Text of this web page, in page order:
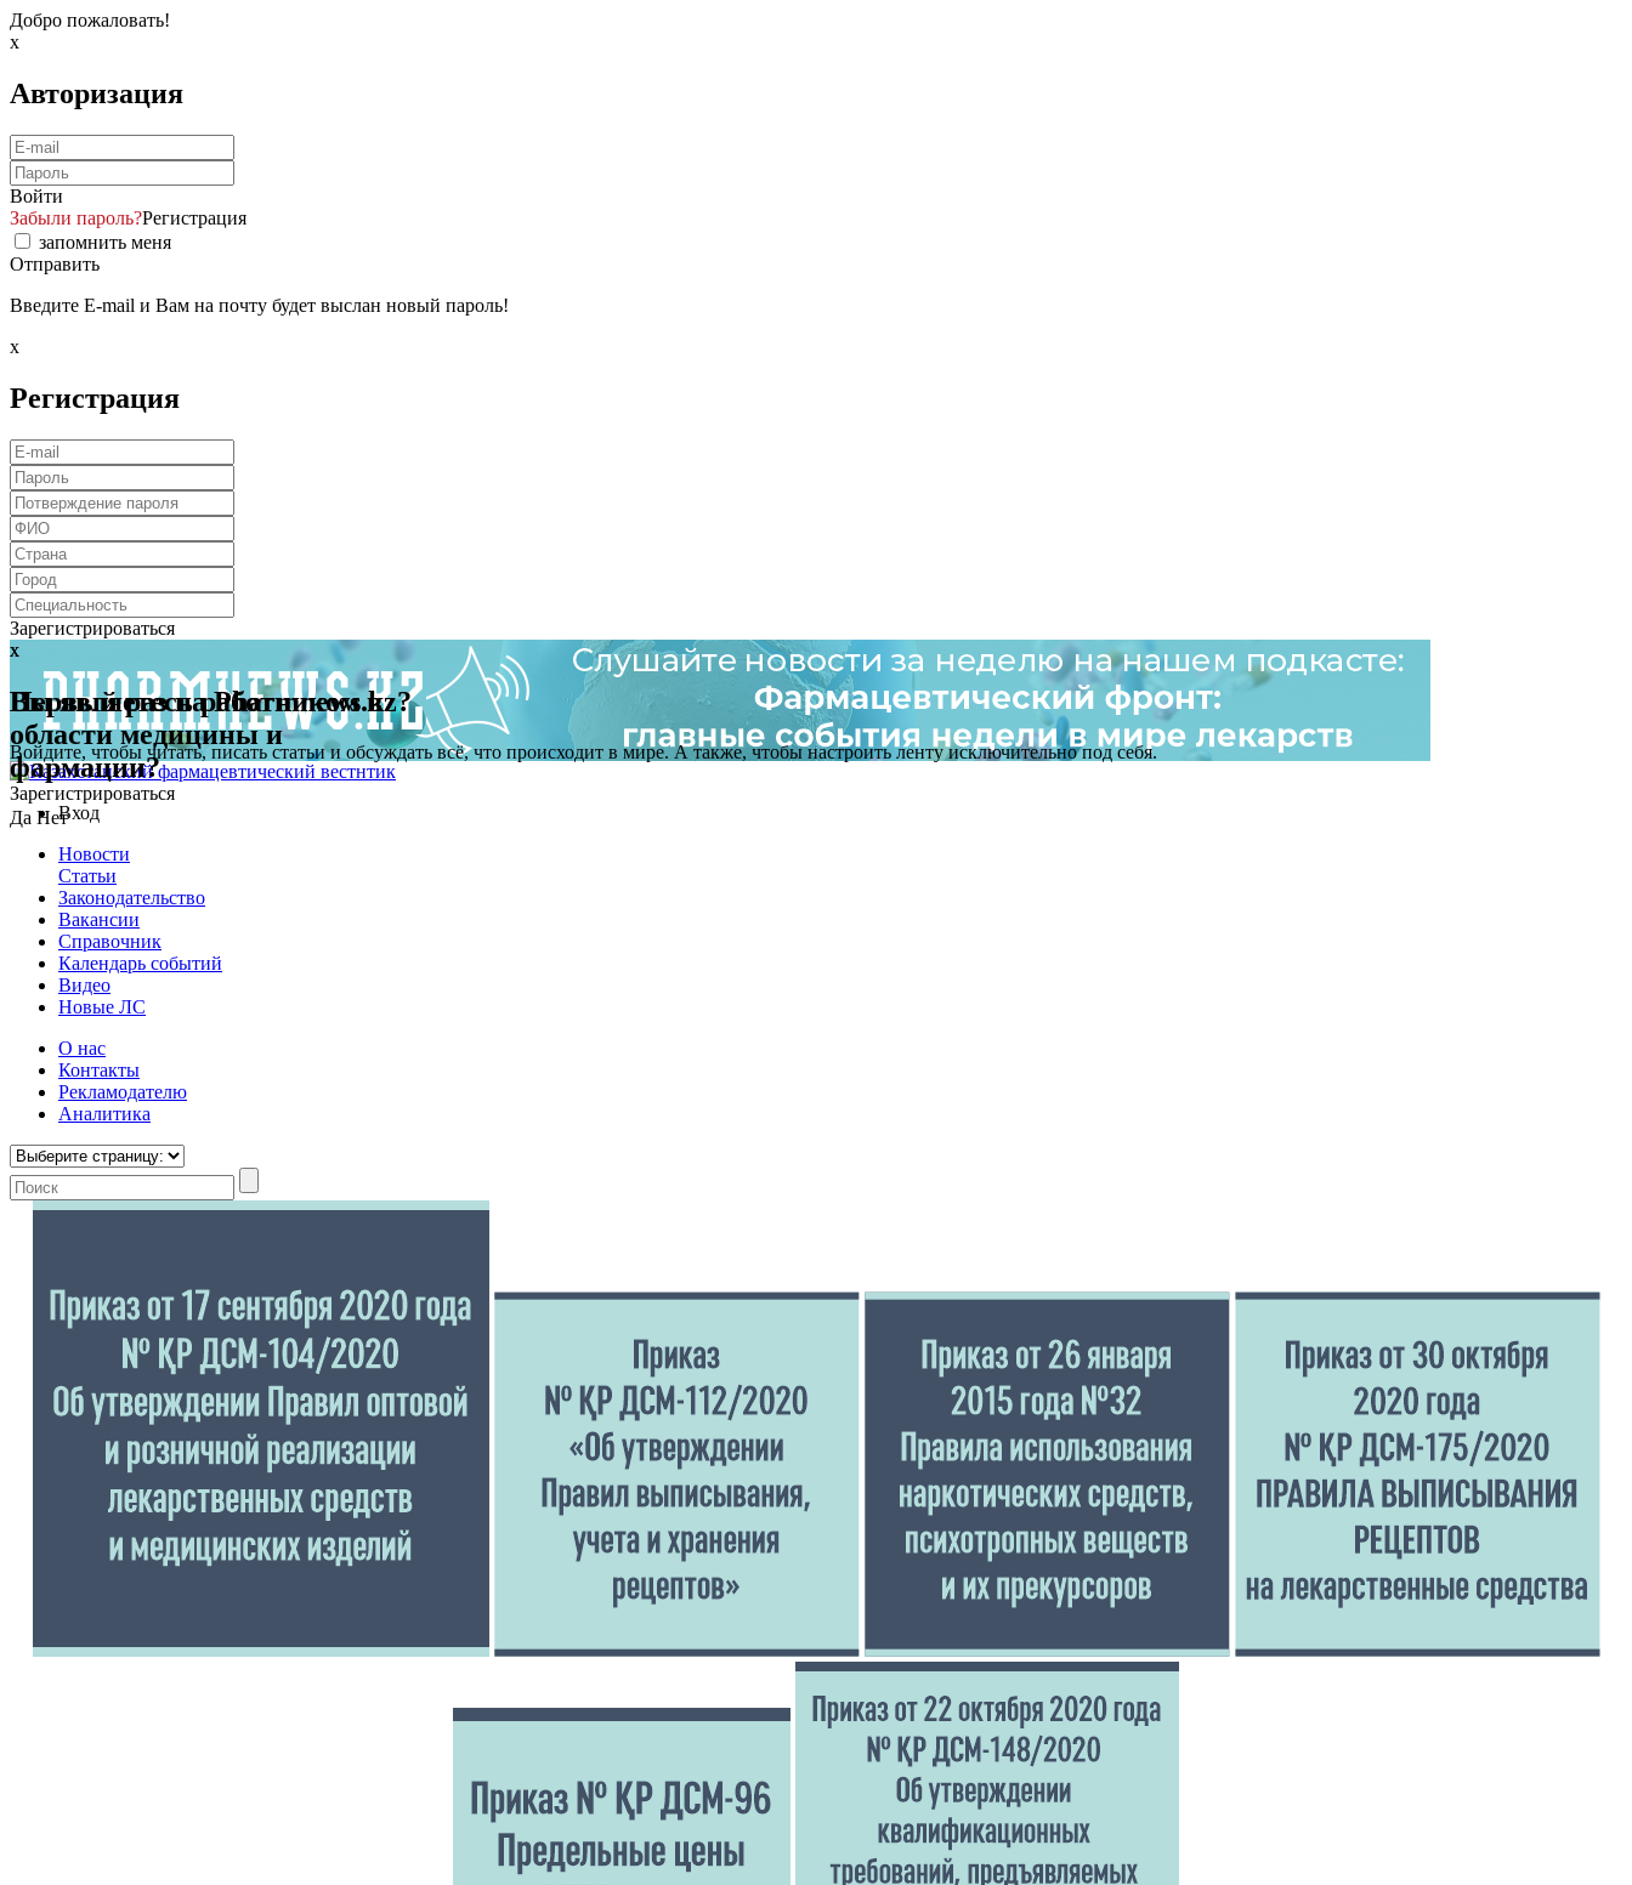
Добро пожаловать!
x
Авторизация
Войти
Забыли пароль?Регистрация
запомнить меня
Отправить
Введите E-mail и Вам на почту будет выслан новый пароль!
x
Регистрация
Зарегистрироваться
x
Первый раз на Pharmnews.kz?
Войдите, чтобы читать, писать статьи и обсуждать всё, что происходит в мире. А также, чтобы настроить ленту исключительно под себя.
Зарегистрироваться
x
Вы являетесь работником в
области медицины и
фармации?
Да НетВход
Новости
Статьи
Законодательство
Вакансии
Справочник
Календарь событий
Видео
Новые ЛС
О нас
Контакты
Рекламодателю
Аналитика